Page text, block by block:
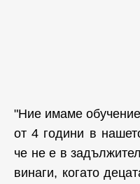
"Ние имаме
от 4 години в
че не е в
винаги, когато